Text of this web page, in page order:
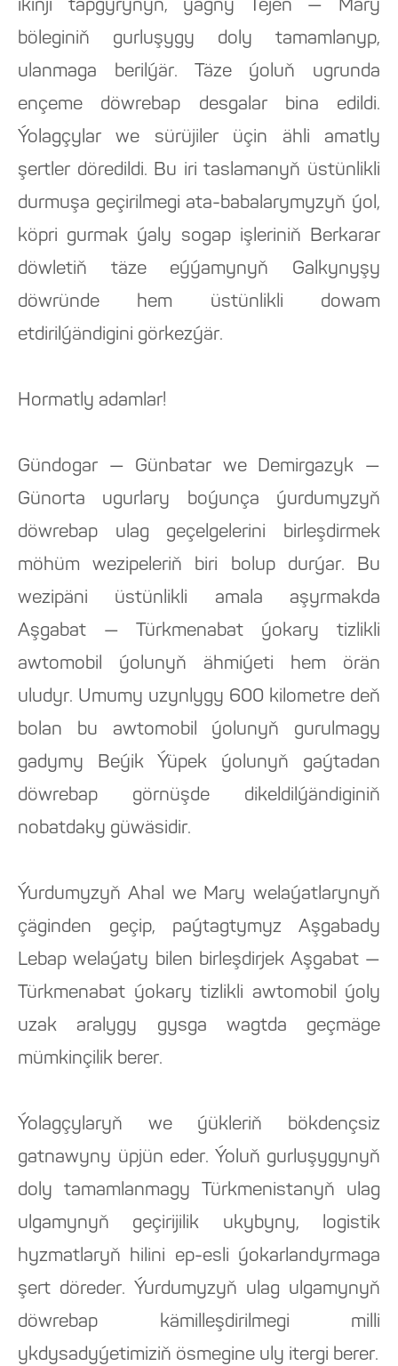
ikinji tapgyrynyň, ýagny Tejen — Mary
böleginiň gurluşygy doly tamamlanyp,
ulanmaga berilýär. Täze ýoluň ugrunda
ençeme döwrebap desgalar bina edildi.
Ýolagçylar we sürüjiler üçin ähli amatly
şertler döredildi. Bu iri taslamanyň üstünlikli
durmuşa geçirilmegi ata-babalarymyzyň ýol,
köpri gurmak ýaly sogap işleriniň Berkarar
döwletiň täze eýýamynyň Galkynyşy
döwründe hem üstünlikli dowam
etdirilýändigini görkezýär.
Hormatly adamlar!
Gündogar — Günbatar we Demirgazyk —
Günorta ugurlary boýunça ýurdumyzyň
döwrebap ulag geçelgelerini birleşdirmek
möhüm wezipeleriň biri bolup durýar. Bu
wezipäni üstünlikli amala aşyrmakda
Aşgabat — Türkmenabat ýokary tizlikli
awtomobil ýolunyň ähmiýeti hem örän
uludyr. Umumy uzynlygy 600 kilometre deň
bolan bu awtomobil ýolunyň gurulmagy
gadymy Beýik Ýüpek ýolunyň gaýtadan
döwrebap görnüşde dikeldilýändiginiň
nobatdaky güwäsidir.
Ýurdumyzyň Ahal we Mary welaýatlarynyň
çäginden geçip, paýtagtymyz Aşgabady
Lebap welaýaty bilen birleşdirjek Aşgabat —
Türkmenabat ýokary tizlikli awtomobil ýoly
uzak aralygy gysga wagtda geçmäge
mümkinçilik berer.
Ýolagçylaryň we ýükleriň bökdençsiz
gatnawyny üpjün eder. Ýoluň gurluşygynyň
doly tamamlanmagy Türkmenistanyň ulag
ulgamynyň geçirijilik ukybyny, logistik
hyzmatlaryň hilini ep-esli ýokarlandyrmaga
şert döreder. Ýurdumyzyň ulag ulgamynyň
döwrebap kämilleşdirilmegi milli
ykdysadyýetimiziň ösmegine uly itergi berer.